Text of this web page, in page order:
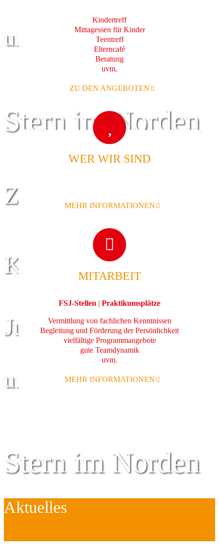
und Familie
Stern im Norden
Zentrum für
Kinder
Jugend
und Familie
Stern im Norden
Zentrum für
Kindertreff
Mittagessen für Kinder
Teentreff
Elterncafé
Beratung
uvm.
ZU DEN ANGEBOTEN
WER WIR SIND
MEHR INFORMATIONEN
MITARBEIT
FSJ-Stellen | Praktikumsplätze
Vermittlung von fachlichen Kenntnissen
Begleitung und Förderung der Persönlichkeit
vielfältige Programmangebote
gute Teamdynamik
uvm.
MEHR INFORMATIONEN
Aktuelles